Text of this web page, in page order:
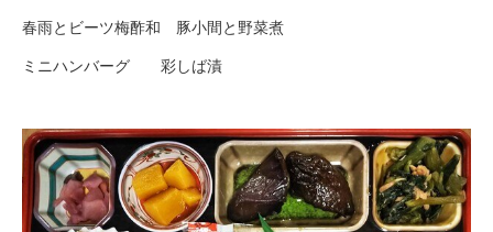
春雨とビーツ梅酢和 豚小間と野菜煮
ミニハンバーグ 彩しば漬